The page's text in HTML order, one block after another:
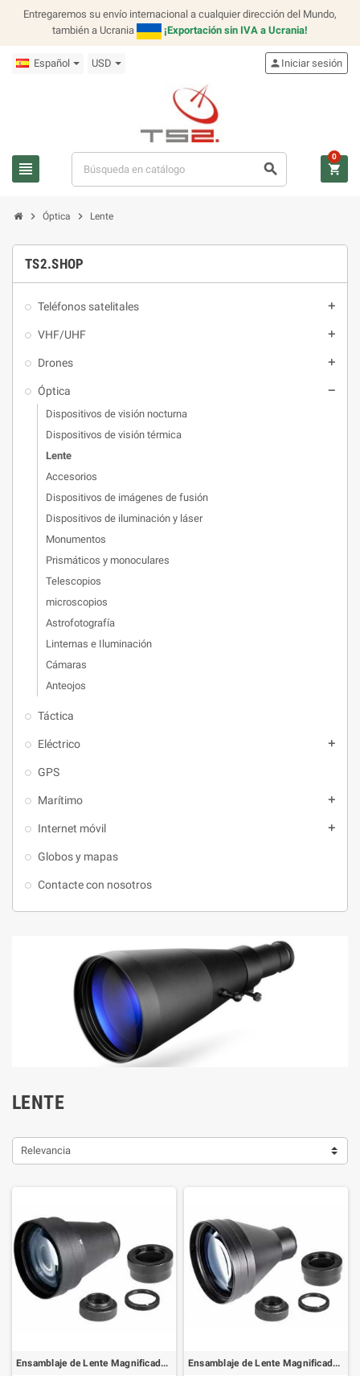
Entregaremos su envío internacional a cualquier dirección del Mundo,
también a Ucrania
¡Exportación sin IVA a Ucrania!
Español USD
view_headline search
person Iniciar sesión
shopping_cart
0
chevron_right Óptica chevron_right Lente
TS2.SHOP
Teléfonos satelitales add
VHF/UHF add
Drones add
Óptica remove
Dispositivos de visión nocturna
Dispositivos de visión térmica
Lente
Accesorios
Dispositivos de imágenes de fusión
Dispositivos de iluminación y láser
Monumentos
Prismáticos y monoculares
Telescopios
microscopios
Astrofotografía
Linternas e Iluminación
Cámaras
Anteojos
Táctica
Eléctrico add
GPS
Marítimo add
Internet móvil add
Globos y mapas
Contacte con nosotros
LENTE
Relevancia
Ensamblaje de Lente Magnificadora Afocal AGM, 3X Ensamblaje de Lente Magnificadora Afocal AGM, 5X